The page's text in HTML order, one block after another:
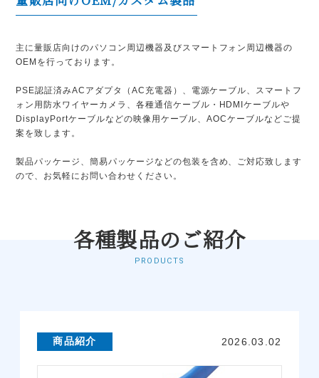
主に量販店向けのパソコン周辺機器及びスマートフォン周辺機器の
OEMを行っております。
PSE認証済みACアダプタ（AC充電器）、電源ケーブル、スマートフ
ォン用防水ワイヤーカメラ、各種通信ケーブル・HDMIケーブルや
DisplayPortケーブルなどの映像用ケーブル、AOCケーブルなどご提
案を致します。
製品パッケージ、簡易パッケージなどの包装を含め、ご対応致します
ので、お気軽にお問い合わせください。
各種製品のご紹介
PRODUCTS
商品紹介 2026.03.02